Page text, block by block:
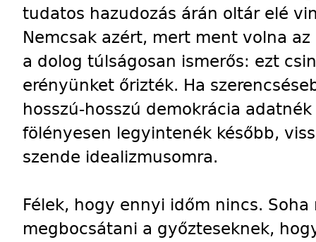
tudatos hazudozás árán oltár elé
Nemcsak azért, mert ment volna
a dolog túlságosan ismerős: ezt
erényünket őrizték. Ha
hosszú-hosszú demokrácia
fölényesen legyintenék később,
szende idealizmusomra.
Félek, hogy ennyi időm nincs.
megbocsátani a győzteseknek,